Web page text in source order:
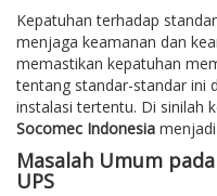
Kepatuhan terhadap
menjaga keamanan dan
memastikan kepatuhan
tentang standar-standar ini
instalasi tertentu. Di sinilah
Socomec Indonesia
Masalah Umum
UPS